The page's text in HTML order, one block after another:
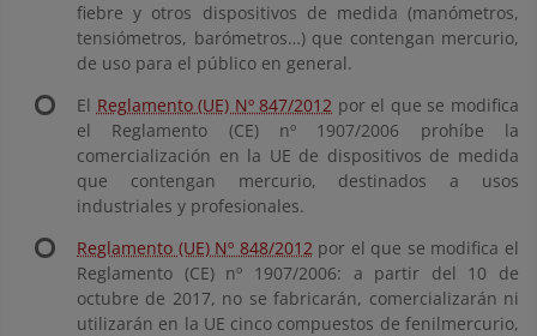
fiebre y otros dispositivos de medida (manómetros,
tensiómetros, barómetros…) que contengan mercurio,
de uso para el público en general.
El Reglamento (UE) Nº 847/2012 por el que se modifica
el Reglamento (CE) nº 1907/2006 prohíbe la
comercialización en la UE de dispositivos de medida
que contengan mercurio, destinados a usos
industriales y profesionales.
Reglamento (UE) Nº 848/2012por el que se modifica el
Reglamento (CE) nº 1907/2006: a partir del 10 de
octubre de 2017, no se fabricarán, comercializarán ni
utilizarán en la UE cinco compuestos de fenilmercurio,